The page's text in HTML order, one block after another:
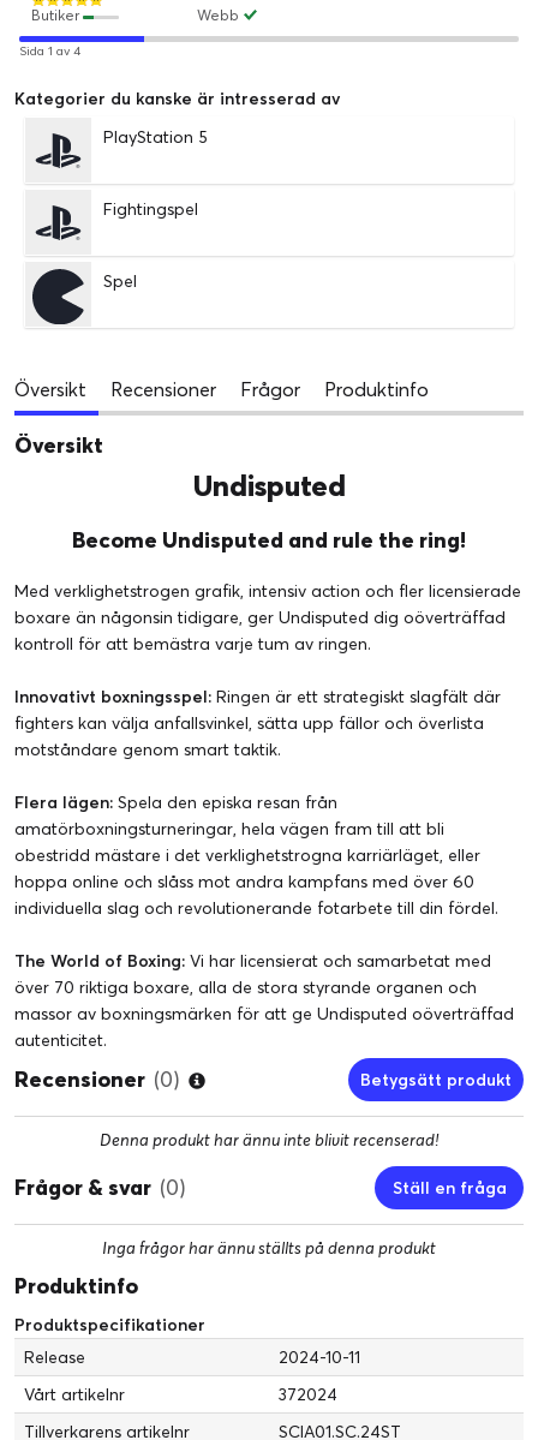
Webb
Butiker
Sida 1 av 4
Kategorier du kanske är intresserad av
PlayStation 5
Fightingspel
Spel
Översikt Recensioner Frågor Produktinfo
Översikt
Undisputed
Become Undisputed and rule the ring!
Med verklighetstrogen grafik, intensiv action och fler licensierade
boxare än någonsin tidigare, ger Undisputed dig oöverträffad
kontroll för att bemästra varje tum av ringen.
Innovativt boxningsspel: Ringen är ett strategiskt slagfält där
fighters kan välja anfallsvinkel, sätta upp fällor och överlista
motståndare genom smart taktik.
Flera lägen: Spela den episka resan från
amatörboxningsturneringar, hela vägen fram till att bli
obestridd mästare i det verklighetstrogna karriärläget, eller
hoppa online och slåss mot andra kampfans med över 60
individuella slag och revolutionerande fotarbete till din fördel.
The World of Boxing: Vi har licensierat och samarbetat med
över 70 riktiga boxare, alla de stora styrande organen och
massor av boxningsmärken för att ge Undisputed oöverträffad
autenticitet.
Recensioner (0) Betygsätt produkt
Denna produkt har ännu inte blivit recenserad!
Frågor & svar (0) Ställ en fråga
Inga frågor har ännu ställts på denna produkt
Produktinfo
Produktspecifikationer
Release
2024-10-11
Vårt artikelnr
372024
Tillverkarens artikelnr
SCIA01.SC.24ST